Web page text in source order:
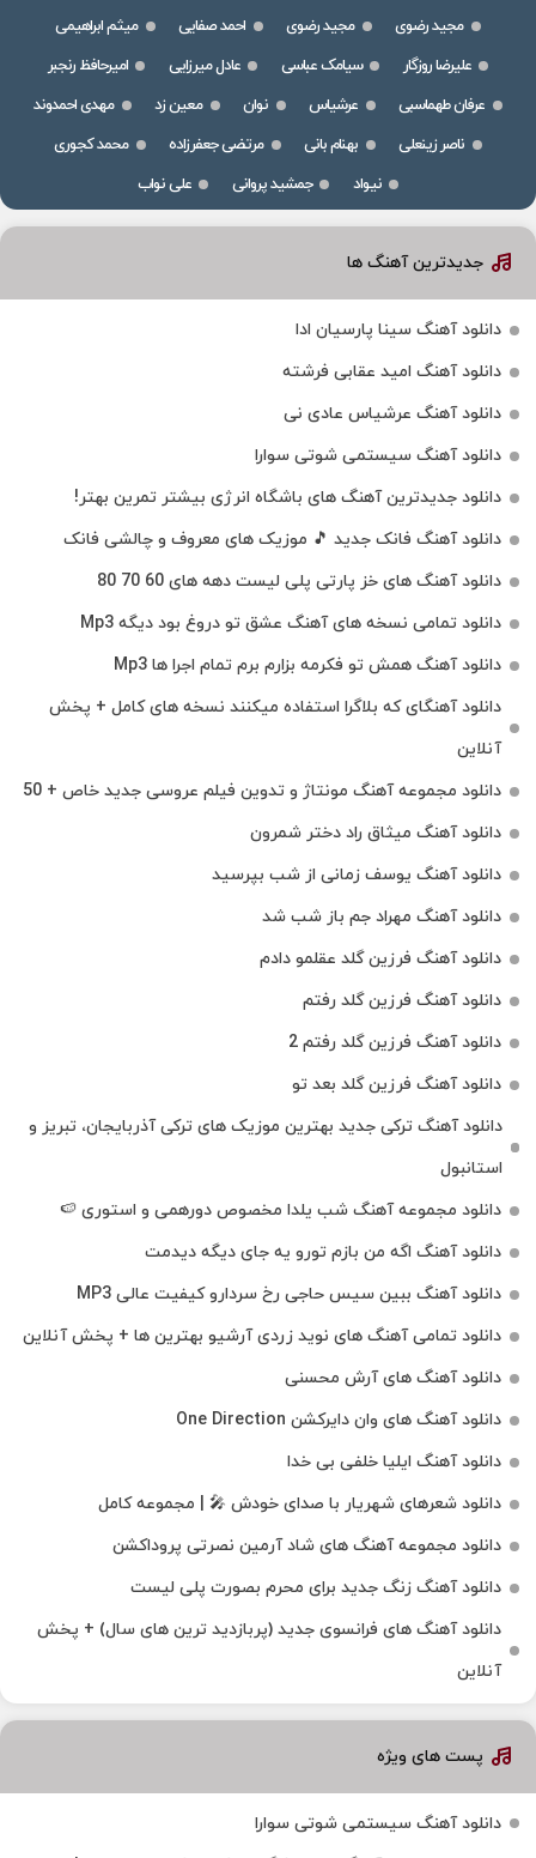
مجید رضوی مجید رضوی احمد صفایی
میثم ابراهیمی
علیرضا روزگار
سیامک عباسی عادل میرزایی
امیرحافظ رنجبر
عرفان طهماسبی
عرشیاس نوان معین زد
مهدی احمدوند
ناصر زینعلی
بهنام بانی مرتضی جعفرزاده
محمد کجوری
نیواد
جمشید پروانی علی نواب
جدیدترین آهنگ ها
دانلود آهنگ سینا پارسیان ادا
دانلود آهنگ امید عقابی فرشته
دانلود آهنگ عرشیاس عادی نی
دانلود آهنگ سیستمی شوتی سوارا
دانلود جدیدترین آهنگ‌ های باشگاه انرژی بیشتر تمرین بهتر!
دانلود آهنگ فانک جدید 🎵 موزیک‌ های معروف و چالشی فانک
دانلود آهنگ های خز پارتی پلی لیست دهه های 60 70 80
دانلود تمامی نسخه های آهنگ عشق تو دروغ بود دیگه Mp3
دانلود آهنگ همش تو فکرمه بزارم برم تمام اجرا ها Mp3
دانلود آهنگای که بلاگرا استفاده میکنند نسخه های کامل + پخش
آنلاین
دانلود مجموعه آهنگ مونتاژ و تدوین فیلم عروسی جدید خاص + 50
دانلود آهنگ میثاق راد دختر شمرون
دانلود آهنگ یوسف زمانی از شب بپرسید
دانلود آهنگ مهراد جم باز شب شد
دانلود آهنگ فرزین گلد عقلمو دادم
دانلود آهنگ فرزین گلد رفتم
دانلود آهنگ فرزین گلد رفتم 2
دانلود آهنگ فرزین گلد بعد تو
دانلود آهنگ ترکی جدید بهترین موزیک‌ های ترکی آذربایجان، تبریز و
استانبول
دانلود مجموعه آهنگ شب یلدا مخصوص دورهمی و استوری 🍉
دانلود آهنگ اگه من بازم تورو یه جای دیگه دیدمت
دانلود آهنگ ببین سیس حاجی رخ سردارو کیفیت عالی MP3
دانلود تمامی آهنگ های نوید زردی آرشیو بهترین ها + پخش آنلاین
دانلود آهنگ های آرش محسنی
دانلود آهنگ های وان دایرکشن One Direction
دانلود آهنگ ایلیا خلفی بی خدا
دانلود شعرهای شهریار با صدای خودش 🎤 | مجموعه کامل
دانلود مجموعه آهنگ های شاد آرمین نصرتی پروداکشن
دانلود آهنگ زنگ جدید برای محرم بصورت پلی لیست
دانلود آهنگ های فرانسوی جدید (پربازدید ترین های سال) + پخش
آنلاین
پست های ویژه
دانلود آهنگ سیستمی شوتی سوارا